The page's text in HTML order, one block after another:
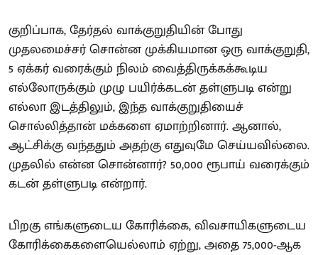
குறிப்பாக, தேர்தல் வாக்குறுதியின் போது
முதலமைச்சர் சொன்ன முக்கியமான ஒரு வாக்குறுதி,
5 ஏக்கர் வரைக்கும் நிலம் வைத்திருக்கக்கூடிய
எல்லோருக்கும் முழு பயிர்க்கடன் தள்ளுபடி என்று
எல்லா இடத்திலும், இந்த வாக்குறுதியைச்
சொல்லித்தான் மக்களை ஏமாற்றினார். ஆனால்,
ஆட்சிக்கு வந்ததும் அதற்கு எதுவுமே செய்யவில்லை.
முதலில் என்ன சொன்னார்? 50,000 ரூபாய் வரைக்கும்
கடன் தள்ளுபடி என்றார்.
பிறகு எங்களுடைய கோரிக்கை, விவசாயிகளுடைய
கோரிக்கைகளையெல்லாம் ஏற்று, அதை 75,000-ஆக